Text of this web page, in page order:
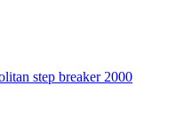
step breaker 2000